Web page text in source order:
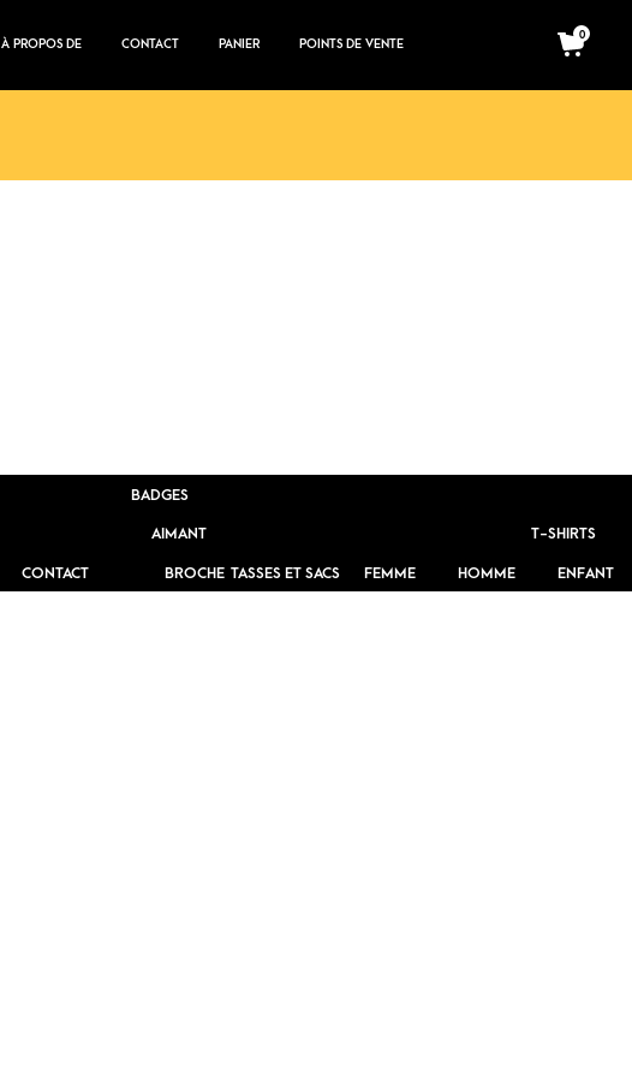
À PROPOS DE CONTACT PANIER POINTS DE VENTE
0
CONTACT
BADGES
AIMANT
BROCHE TASSES ET SACS
T-SHIRTS
FEMME HOMME ENFANT